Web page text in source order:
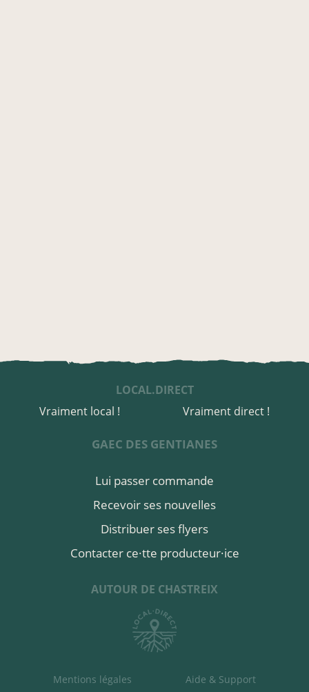
LOCAL.DIRECT
Vraiment local !
Vraiment direct !
GAEC DES GENTIANES
Lui passer commande
Recevoir ses nouvelles
Distribuer ses flyers
Contacter ce·tte producteur·ice
AUTOUR DE CHASTREIX
Mentions légales Aide & Support